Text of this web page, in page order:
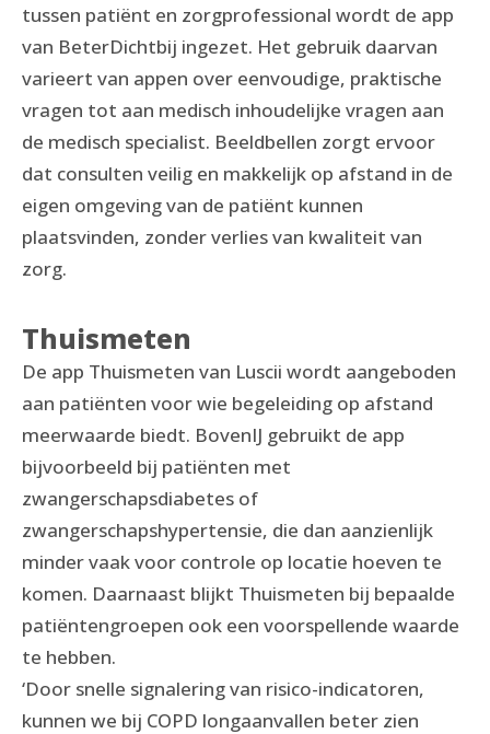
tussen patiënt en zorgprofessional wordt de app
van BeterDichtbij ingezet. Het gebruik daarvan
varieert van appen over eenvoudige, praktische
vragen tot aan medisch inhoudelijke vragen aan
de medisch specialist. Beeldbellen zorgt ervoor
dat consulten veilig en makkelijk op afstand in de
eigen omgeving van de patiënt kunnen
plaatsvinden, zonder verlies van kwaliteit van
zorg.
Thuismeten
De app Thuismeten van Luscii wordt aangeboden
aan patiënten voor wie begeleiding op afstand
meerwaarde biedt. BovenIJ gebruikt de app
bijvoorbeeld bij patiënten met
zwangerschapsdiabetes of
zwangerschapshypertensie, die dan aanzienlijk
minder vaak voor controle op locatie hoeven te
komen. Daarnaast blijkt Thuismeten bij bepaalde
patiëntengroepen ook een voorspellende waarde
te hebben.
‘Door snelle signalering van risico-indicatoren,
kunnen we bij COPD longaanvallen beter zien